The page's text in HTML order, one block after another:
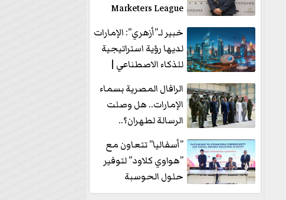
Marketers League
وتدير جلسة...
خبير لـ”أزهري”: الإمارات
لديها رؤية استراتيجية
للذكاء الاصطناعي |
الرافال المصرية بسماء
الإمارات.. هل وصلت
الرسالة لطهران؟..
”ماعت جروب” تُجيب؟
|...
”أسفاليا” تتعاون مع
”هواوي كلاود” لتوفير
حلول الحوسبة
السحابية والأمن